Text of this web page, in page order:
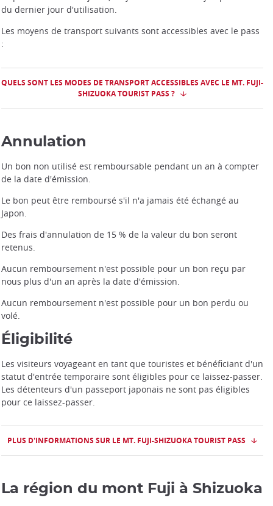
du dernier jour d'utilisation.
Les moyens de transport suivants sont accessibles avec le pass
:
QUELS SONT LES MODES DE TRANSPORT ACCESSIBLES AVEC LE MT. FUJI-
SHIZUOKA TOURIST PASS ?
Annulation
Un bon non utilisé est remboursable pendant un an à compter
de la date d'émission.
Le bon peut être remboursé s'il n'a jamais été échangé au
Japon.
Des frais d'annulation de 15 % de la valeur du bon seront
retenus.
Aucun remboursement n'est possible pour un bon reçu par
nous plus d'un an après la date d'émission.
Aucun remboursement n'est possible pour un bon perdu ou
volé.
Éligibilité
Les visiteurs voyageant en tant que touristes et bénéficiant d'un
statut d'entrée temporaire sont éligibles pour ce laissez-passer.
Les détenteurs d'un passeport japonais ne sont pas éligibles
pour ce laissez-passer.
PLUS D'INFORMATIONS SUR LE MT. FUJI-SHIZUOKA TOURIST PASS
La région du mont Fuji à Shizuoka